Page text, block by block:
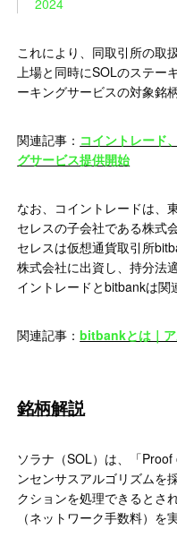
2024
これにより、同取引所の取
上場と同時にSOLのステー
ーキングサービスの対象銘
関連記事： コイントレード
グサービス提供開始
なお、コイントレードは、
セレスの子会社である株式
セレスは仮想通貨取引所
株式会社に出資し、持分法
イントレードとbitbankは関
関連記事：bitbankとは｜
銘柄解説
ソラナ（SOL）は、「
ンセンサスアルゴリズムを
クションを処理できるとさ
（ネットワーク手数料）を